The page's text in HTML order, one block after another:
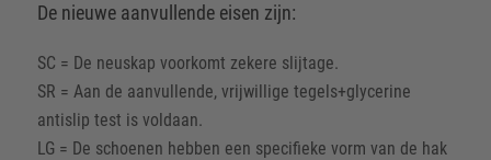
De nieuwe aanvullende eisen zijn:
SC = De neuskap voorkomt zekere slijtage.
SR = Aan de aanvullende, vrijwillige tegels+glycerine
antislip test is voldaan.
LG = De schoenen hebben een specifieke vorm van de hak